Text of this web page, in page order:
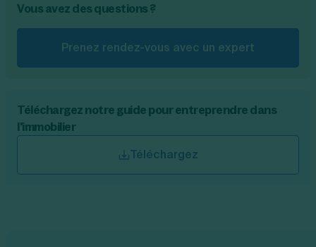
Vous avez des questions ?
Prenez rendez-vous avec un expert
Téléchargez notre guide pour entreprendre dans
l'immobilier
Téléchargez